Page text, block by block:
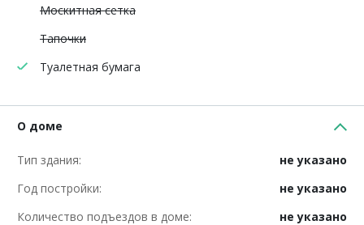
Москитная сетка
Тапочки
Туалетная бумага
О доме
Тип здания:
не указано
Год постройки:
не указано
Количество подъездов в доме:
не указано